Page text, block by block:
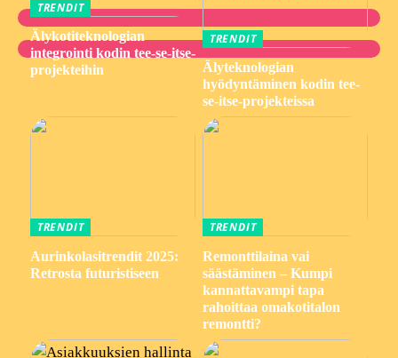
TRENDIT
Älykotiteknologian
integrointi kodin tee-se-itse-
projekteihin
TRENDIT
Älyteknologian
hyödyntäminen kodin tee-
se-itse-projekteissa
TRENDIT
Aurinkolasitrendit 2025:
Retrosta futuristiseen
TRENDIT
Remonttilaina vai
säästäminen – Kumpi
kannattavampi tapa
rahoittaa omakotitalon
remontti?